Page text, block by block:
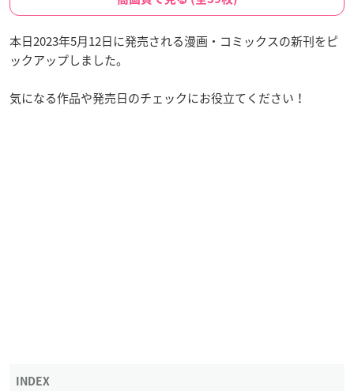
本日2023年5月12日に発売される漫画・コミックスの新刊をピ
ックアップしました。
気になる作品や発売日のチェックにお役立てください！